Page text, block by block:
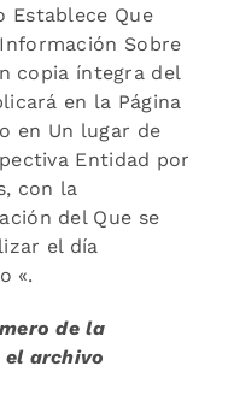
Establece Que
Sobre
copia íntegra del
en la Página
en Un lugar de
Entidad por
con la
del Que se
el día
«.
de la
archivo